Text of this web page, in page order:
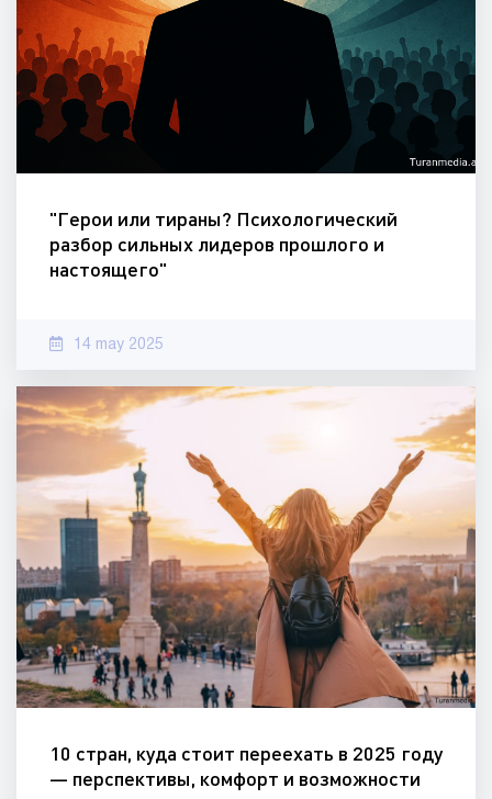
"Герои или тираны? Психологический
разбор сильных лидеров прошлого и
настоящего"
14 may 2025
10 стран, куда стоит переехать в 2025 году
— перспективы, комфорт и возможности